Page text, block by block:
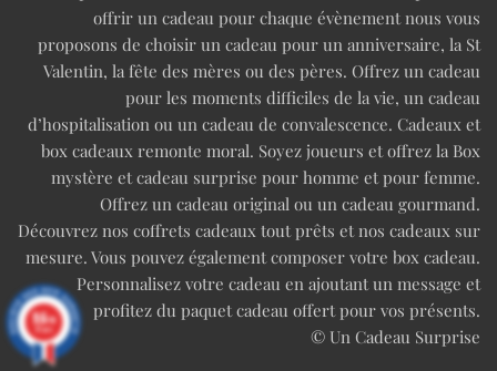
offrir un cadeau pour chaque évènement nous vous
proposons de choisir un cadeau pour un anniversaire, la St
Valentin, la fête des mères ou des pères. Offrez un cadeau
pour les moments difficiles de la vie, un cadeau
d’hospitalisation ou un cadeau de convalescence. Cadeaux et
box cadeaux remonte moral. Soyez joueurs et offrez la Box
mystère et cadeau surprise pour homme et pour femme.
Offrez un cadeau original ou un cadeau gourmand.
Découvrez nos coffrets cadeaux tout prêts et nos cadeaux sur
mesure. Vous pouvez également composer votre box cadeau.
Personnalisez votre cadeau en ajoutant un message et
profitez du paquet cadeau offert pour vos présents.
© Un Cadeau Surprise
9.6 /10